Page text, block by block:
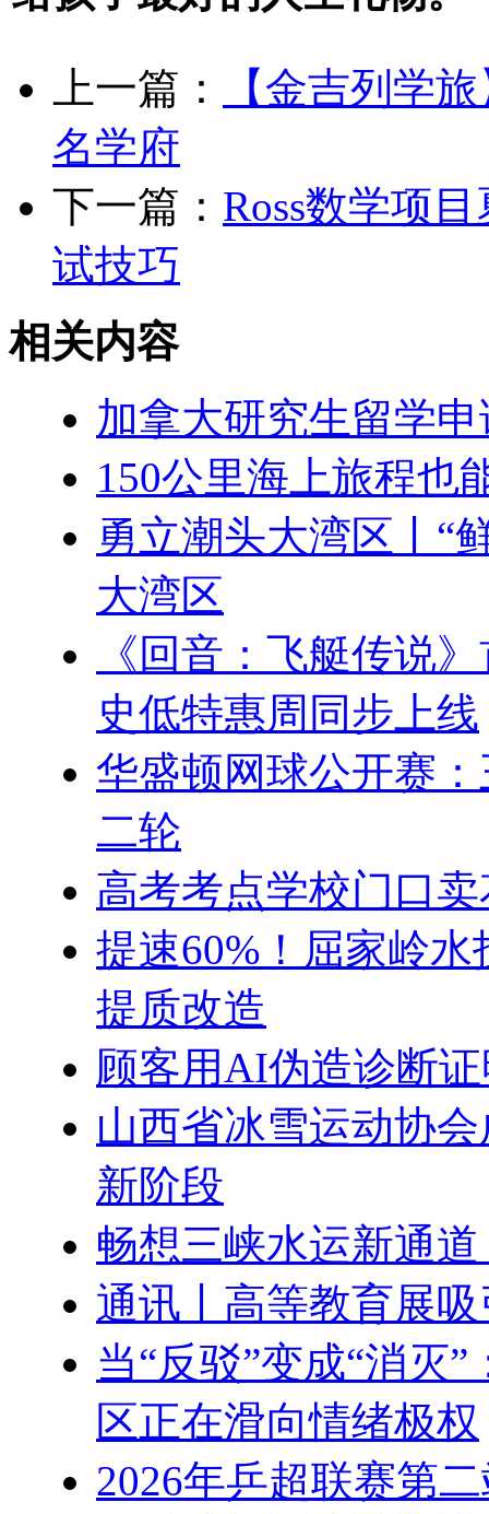
上一篇：
【金吉列学
名学府
下一篇： Ross数学项
试技巧
相关内容
加拿大研究生留学
150公里海上旅程也
勇立潮头大湾区丨“
大湾区
《回音：飞艇传说
史低特惠周同步上线
华盛顿网球公开赛
二轮
高考考点学校门口
提速60%！屈家岭
提质改造
顾客用AI伪造诊断
山西省冰雪运动协
新阶段
畅想三峡水运新通
通讯丨高等教育展
当“反驳”变成“消灭
区正在滑向情绪极权
2026年乒超联赛第